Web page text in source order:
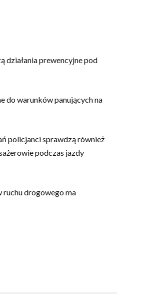
działania prewencyjne pod
do warunków panujących na
policjanci sprawdzą również
podczas jazdy
ruchu drogowego ma